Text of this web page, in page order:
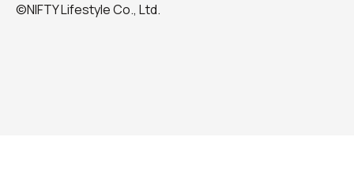
©NIFTY Lifestyle Co., Ltd.